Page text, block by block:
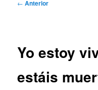
← Anterior
Yo estoy
estáis